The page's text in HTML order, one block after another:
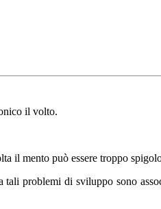
il volto.
il mento può essere troppo
problemi di sviluppo sono